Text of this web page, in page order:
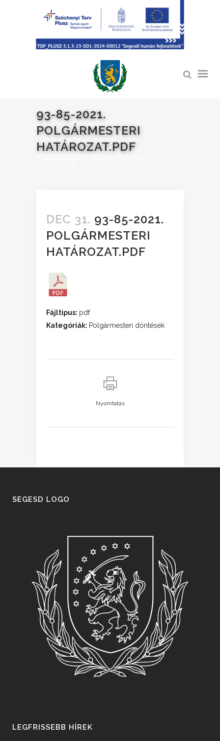
93-85-2021.
POLGÁRMESTERI
HATÁROZAT.PDF
DEC 31. 93-85-2021.
POLGÁRMESTERI
HATÁROZAT.PDF
Fájltípus: pdf
Kategóriák: Polgármesteri döntések
Nyomtatás
SEGESD LOGO
LEGFRISSEBB HÍREK